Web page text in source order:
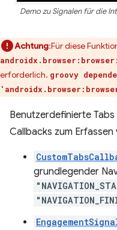
Demo zu Signalen für die
Achtung:Für diese
erforderlich. groovy
Benutzerdefinierte
Callbacks zum
grundlegender